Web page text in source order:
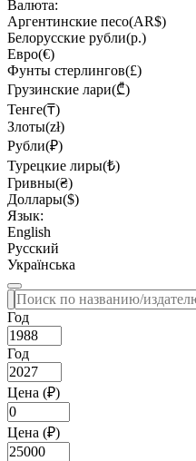
Валюта:
Аргентинские песо(AR$)
Белорусские рубли(р.)
Евро(€)
Фунты стерлингов(£)
Грузинские лари(₾)
Тенге(₸)
Злоты(zł)
Рубли(₽)
Турецкие лиры(₺)
Гривны(₴)
Доллары($)
Язык:
English
Русский
Українська
Год
Год
Цена (₽)
Цена (₽)